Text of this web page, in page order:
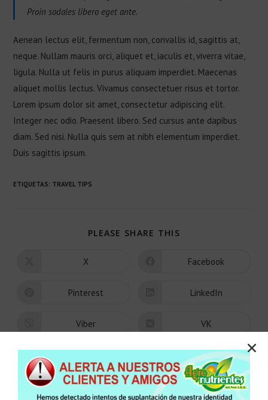
Proin sodales libero eget ante.
Aenean lectus elit, fermentum non, convallis id, sagittis at,
neque. Nullam mauris orci, aliquet et, iaculis et, viverra vitae,
ligula. Nulla ut felis in purus aliquam imperdiet. Maecenas
aliquet mollis lectus. Vivamus consectetuer risus et tortor.
Lorem ipsum dolor sit amet, consectetur adipiscing elit.
Integer nec odio. Praesent libero. Sed cursus ante dapibus
diam. Sed nisi. Nulla quis sem at nibh elementum imperdiet.
Duis sagittis ipsum.
ETIQUETAS: TRAVEL TIPS
PLEASE SHARE THIS
X Facebook
Pinterest LinkedIn
Viber VK
Tumblr
Viadeo WhatsApp